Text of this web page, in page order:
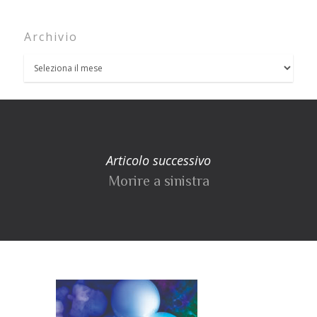
Archivio
Articolo successivo
Morire a sinistra